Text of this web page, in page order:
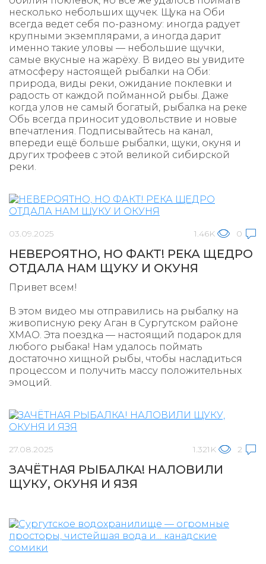
несколько небольших щучек. Щука на Оби
всегда ведет себя по-разному: иногда радует
крупными экземплярами, а иногда дарит
именно такие уловы — небольшие щучки,
самые вкусные на жарёху. В видео вы увидите
атмосферу настоящей рыбалки на Оби:
природа, виды реки, ожидание поклевки и
радость от каждой пойманной рыбы. Даже
когда улов не самый богатый, рыбалка на реке
Обь всегда приносит удовольствие и новые
впечатления. Подписывайтесь на канал,
впереди ещё больше рыбалки, щуки, окуня и
других трофеев с этой великой сибирской
реки.
03.09.2025 1.46K 0
НЕВЕРОЯТНО, НО ФАКТ! РЕКА ЩЕДРО
ОТДАЛА НАМ ЩУКУ И ОКУНЯ
Привет всем!
В этом видео мы отправились на рыбалку на
живописную реку Аган в Сургутском районе
ХМАО. Эта поездка — настоящий подарок для
любого рыбака! Нам удалось поймать
достаточно хищной рыбы, чтобы насладиться
процессом и получить массу положительных
эмоций.
27.08.2025 1.321K 2
ЗАЧЁТНАЯ РЫБАЛКА! НАЛОВИЛИ
ЩУКУ, ОКУНЯ И ЯЗЯ